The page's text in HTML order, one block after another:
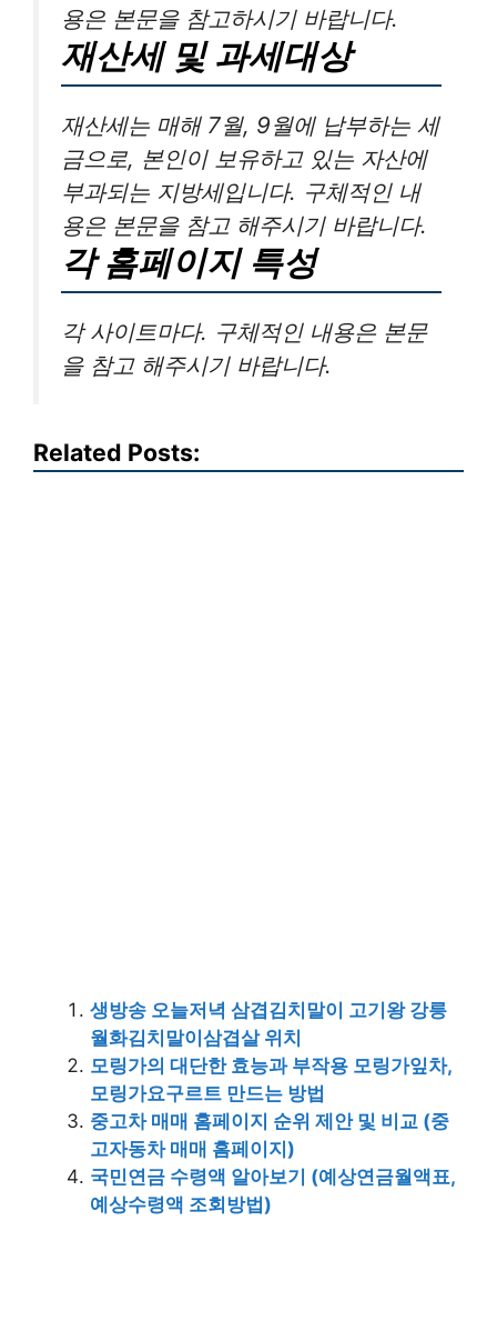
용은 본문을 참고하시기 바랍니다.
재산세 및 과세대상
재산세는 매해 7월, 9월에 납부하는 세
금으로, 본인이 보유하고 있는 자산에
부과되는 지방세입니다. 구체적인 내
용은 본문을 참고 해주시기 바랍니다.
각 홈페이지 특성
각 사이트마다. 구체적인 내용은 본문
을 참고 해주시기 바랍니다.
Related Posts:
생방송 오늘저녁 삼겹김치말이 고기왕 강릉
월화김치말이삼겹살 위치
모링가의 대단한 효능과 부작용 모링가잎차,
모링가요구르트 만드는 방법
중고차 매매 홈페이지 순위 제안 및 비교 (중
고자동차 매매 홈페이지)
국민연금 수령액 알아보기 (예상연금월액표,
예상수령액 조회방법)